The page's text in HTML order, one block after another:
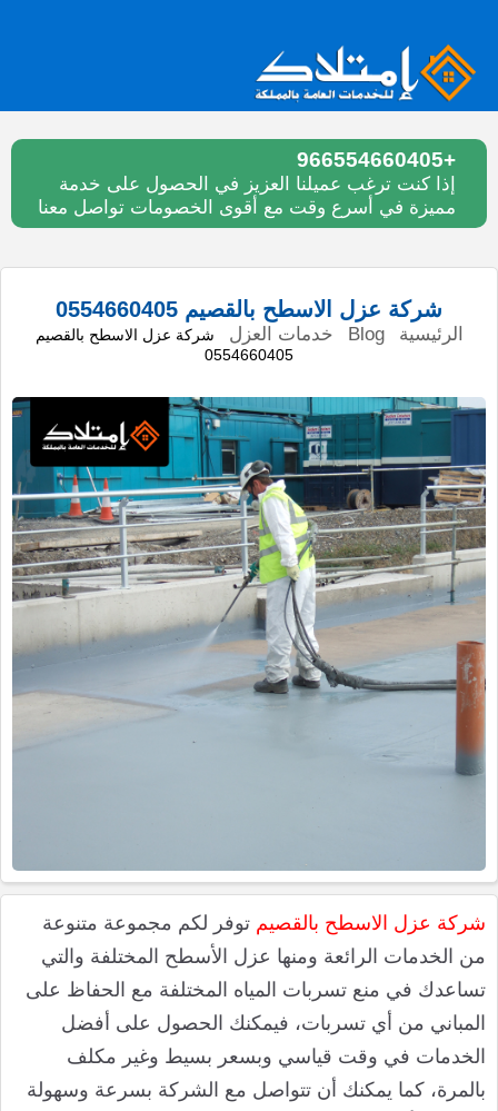
+966554660405
إذا كنت ترغب عميلنا العزيز في الحصول على خدمة
مميزة في أسرع وقت مع أقوى الخصومات تواصل معنا
شركة عزل الاسطح بالقصيم 0554660405
الرئيسية Blog خدمات العزل
شركة عزل الاسطح بالقصيم
0554660405
شركة عزل الاسطح بالقصيم توفر لكم مجموعة متنوعة
من الخدمات الرائعة ومنها عزل الأسطح المختلفة والتي
تساعدك في منع تسربات المياه المختلفة مع الحفاظ على
المباني من أي تسربات، فيمكنك الحصول على أفضل
الخدمات في وقت قياسي وبسعر بسيط وغير مكلف
بالمرة، كما يمكنك أن تتواصل مع الشركة بسرعة وسهولة